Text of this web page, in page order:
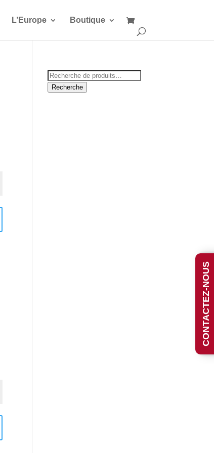
L’Europe Boutique
Recherche
pour :
Recherche
CONTACTEZ-NOUS